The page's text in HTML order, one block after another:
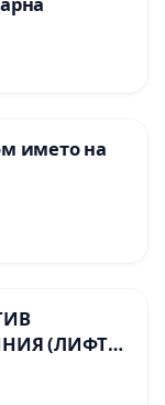
името на
(ЛИФТ)